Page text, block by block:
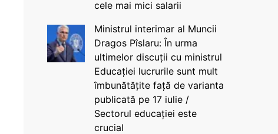
cele mai mici salarii
Ministrul interimar al Muncii
Dragos Pîslaru: În urma
ultimelor discuții cu ministrul
Educației lucrurile sunt mult
îmbunătățite față de varianta
publicată pe 17 iulie /
Sectorul educației este
crucial